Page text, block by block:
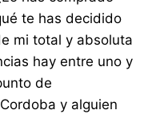
te has decidido
mi total y absoluta
hay entre uno y
de
y alguien